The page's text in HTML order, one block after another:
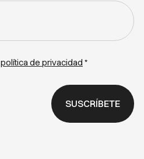
política de privacidad *
SUSCRÍBETE